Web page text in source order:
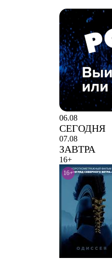
06.08
СЕГОДНЯ
07.08
ЗАВТРА
16+
16+